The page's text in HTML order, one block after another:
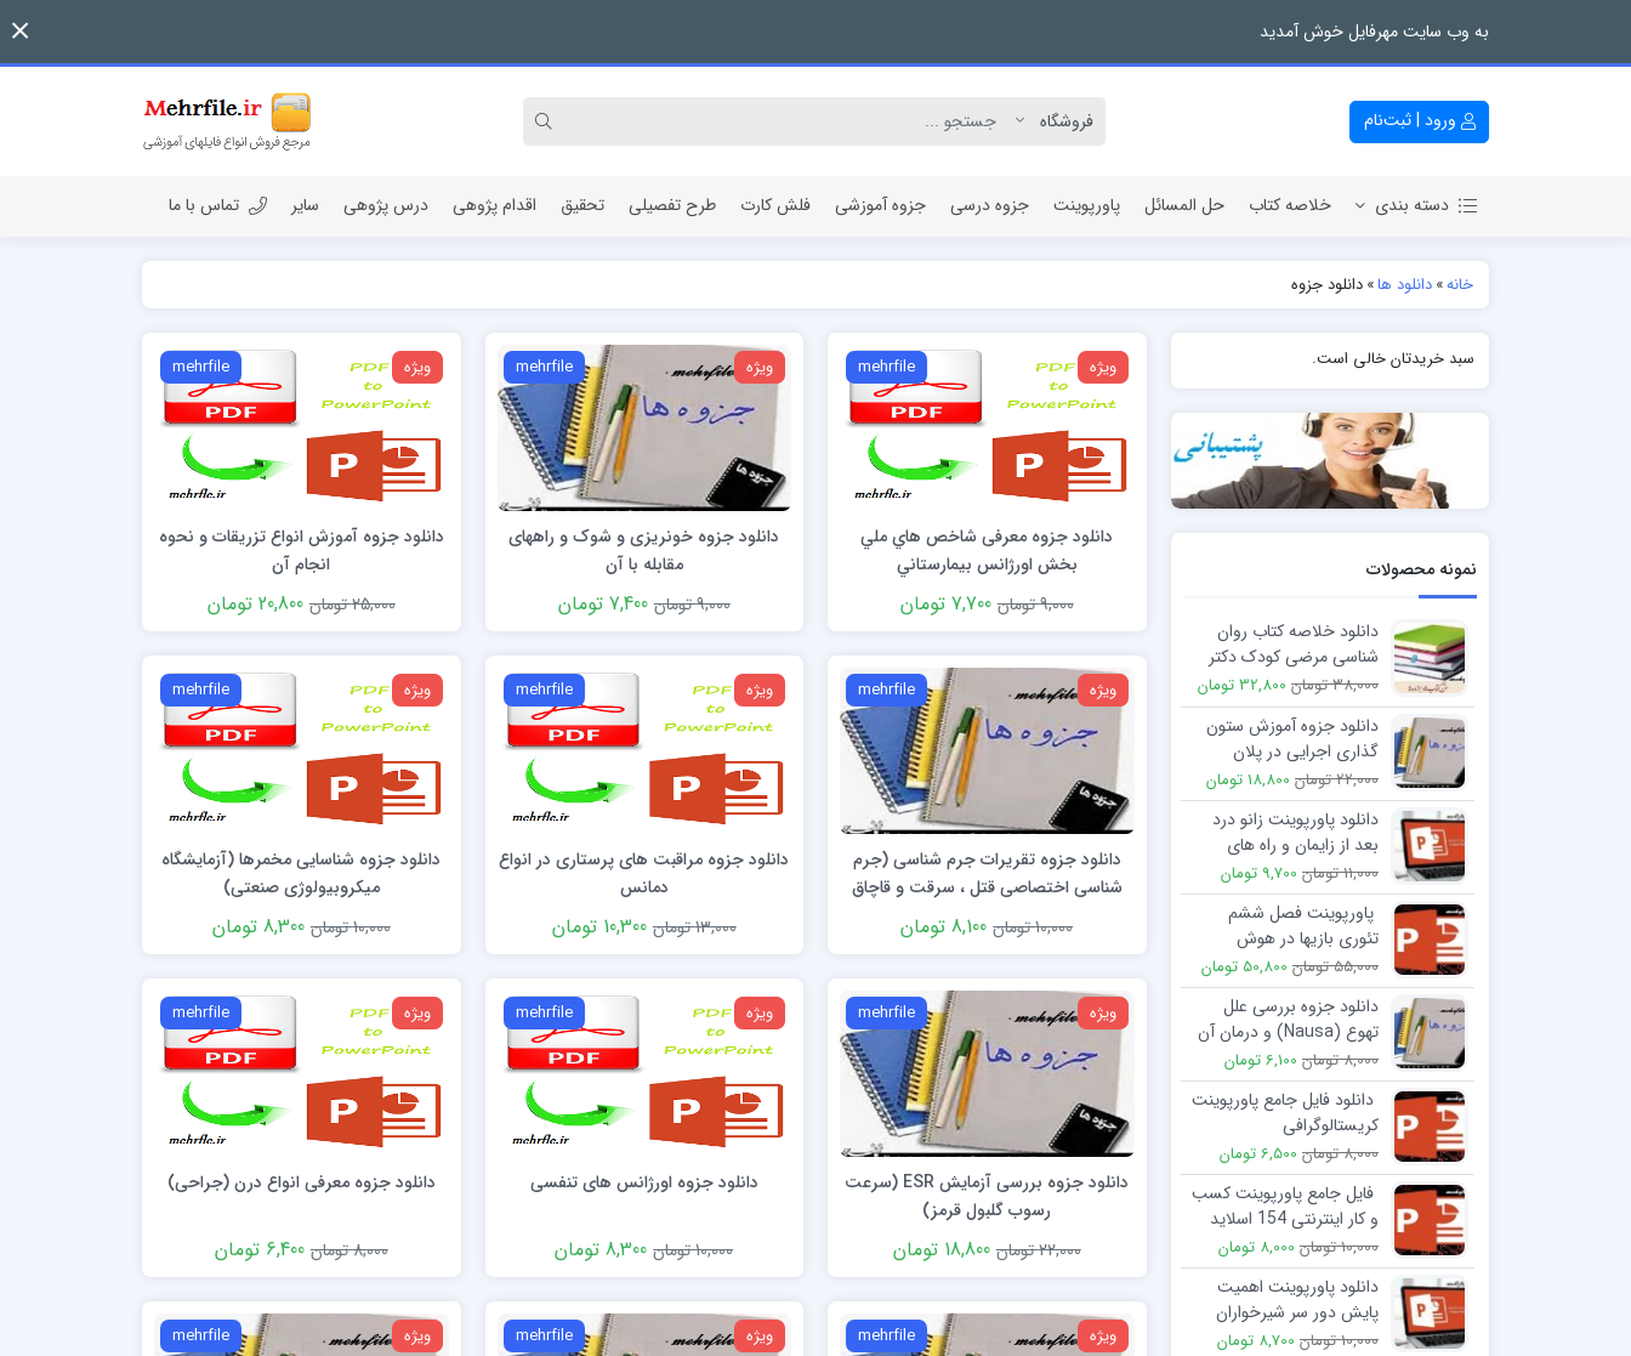
به وب سایت مهرفایل خوش آمدید
ورود | ثبت‌نام
دسته بندی
مقاله پژوهشی
خلاصه کتاب حل المسائل پاورپوینت جزوه درسی جزوه آموزشی فلش کارت طرح تفصیلی تحقیق اقدام پژوهی درس پژوهی سایر تماس با ما
خانه»دانلود ها»دانلود جزوه
ویژه mehrfile
دانلود جزوه معرفی شاخص هاي ملي
بخش اورژانس بيمارستاني
9,000 تومان
7,700 تومان
ویژه mehrfile
دانلود جزوه خونریزی و شوک و راههای
مقابله با آن
9,000 تومان
7,400 تومان
ویژه mehrfile
دانلود جزوه آموزش انواع تزریقات و نحوه
انجام آن
25,000 تومان
20,800 تومان
ویژه mehrfile
دانلود جزوه تقریرات جرم شناسی (جرم
شناسی اختصاصی قتل ، سرقت و قاچاق
مواد مخدر) 10,000 تومان 8,100 تومان
ویژه mehrfile
دانلود جزوه مراقبت های پرستاری در انواع
دمانس
13,000 تومان
10,300 تومان
ویژه mehrfile
دانلود جزوه شناسایی مخمرها (آزمایشگاه
میکروبیولوژی صنعتی)
10,000 تومان
8,300 تومان
ویژه mehrfile
دانلود جزوه بررسی آزمایش ESR (سرعت
رسوب گلبول قرمز)
22,000 تومان
18,800 تومان
ویژه mehrfile
دانلود جزوه اورژانس های تنفسی
10,000 تومان 8,300 تومان
ویژه mehrfile
دانلود جزوه معرفی انواع درن (جراحی)
8,000 تومان 6,400 تومان
ویژه mehrfile ویژه mehrfile ویژه mehrfile
سبد خریدتان خالی است.
نمونه محصولات
دانلود خلاصه کتاب روان
شناسی مرضی کودک دکتر
حسين آزاد
38,000 تومان 32,800 تومان
دانلود جزوه آموزش ستون
گذاری اجرایی در پلان
معماری
22,000 تومان 18,800 تومان
دانلود پاورپوینت زانو درد
بعد از زایمان و راه های
توانبخشی
11,000 تومان 9,700 تومان
پاورپوینت فصل ششم
تئوری بازیها در هوش
مصنوعی
55,000 تومان 50,800 تومان
دانلود جزوه بررسی علل
تهوع (Nausa) و درمان آن
8,000 تومان 6,100 تومان
دانلود فایل جامع پاورپوینت
کریستالوگرافی
8,000 تومان 6,500 تومان
فایل جامع پاورپوینت کسب
و کار اینترنتی 154 اسلاید
10,000 تومان 8,000 تومان
دانلود پاورپوینت اهمیت
پایش دور سر شیرخواران
10,000 تومان 8,700 تومان